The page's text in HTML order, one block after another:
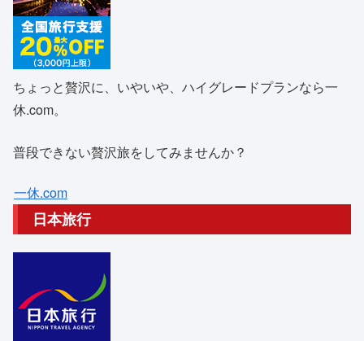
ちょっと贅沢に、いやいや、ハイグレードプランなら一
休.com。
普段できない贅沢旅をしてみませんか？
一休.com
日本旅行